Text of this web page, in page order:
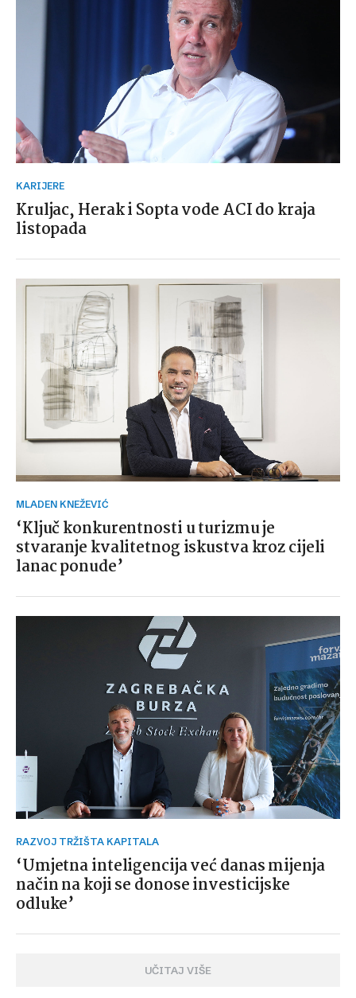
KARIJERE
Kruljac, Herak i Sopta vode ACI do kraja
listopada
MLADEN KNEŽEVIĆ
‘Ključ konkurentnosti u turizmu je
stvaranje kvalitetnog iskustva kroz cijeli
lanac ponude’
RAZVOJ TRŽIŠTA KAPITALA
‘Umjetna inteligencija već danas mijenja
način na koji se donose investicijske
odluke’
UČITAJ VIŠE